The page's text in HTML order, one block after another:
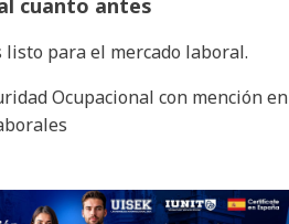
listo para el mercado laboral.
Ocupacional con mención en